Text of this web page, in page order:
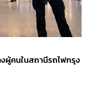
ผู้คนในสถานีรถไฟกรุง